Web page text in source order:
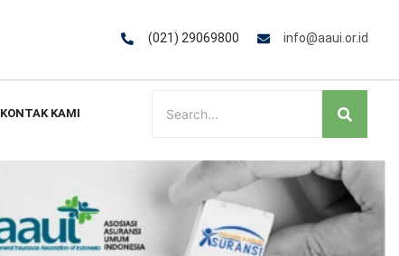
(021) 29069800 info@aaui.or.id
KONTAK KAMI